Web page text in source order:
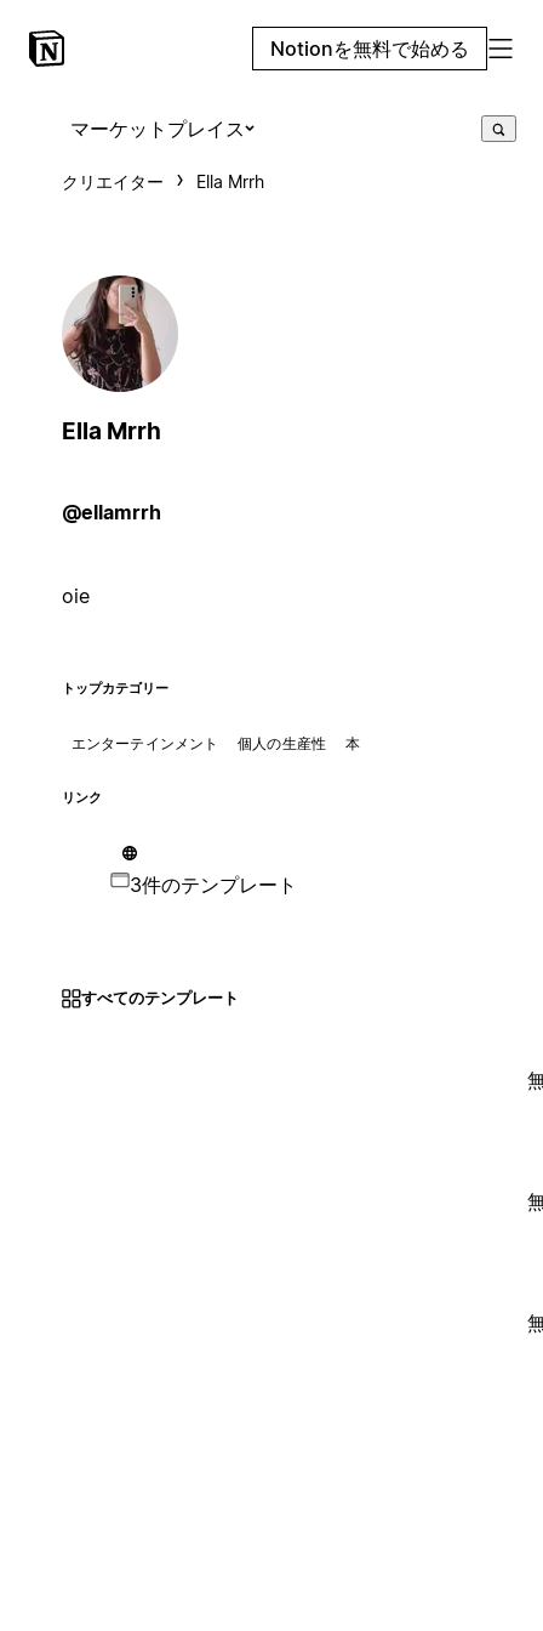
Notionを無料で始める
マーケットプレイス
クリエイター Ella Mrrh
Ella Mrrh
@ellamrrh
oie
トップカテゴリー
エンターテインメント 個人の生産性 本
リンク
3件のテンプレート
すべてのテンプレート